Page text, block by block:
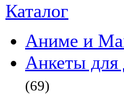
Каталог
Аниме и
Анкеты для
(69)